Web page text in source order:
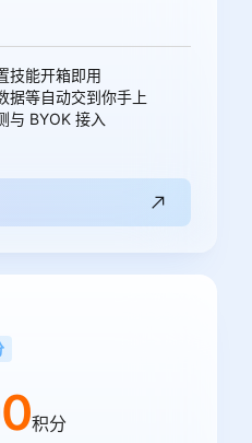
技能开箱即用
据等自动交到你手上
与 BYOK 接入
积分